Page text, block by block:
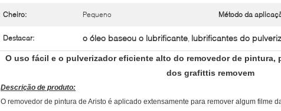
Cheiro: Pequeno Método da
Destacar: o óleo baseou o lubrificante, lubrificantes do
O uso fácil e o pulverizador eficiente alto do removedor de pintura,
dos grafittis removem
Descrição de produto:
O removedor de pintura de Aristo é aplicado extensamente para remover algum filme